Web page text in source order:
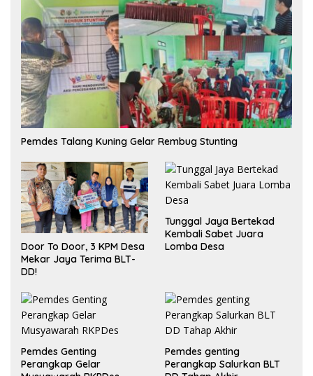
Pemdes Talang Kuning Gelar Rembug Stunting
Door To Door, 3 KPM Desa
Mekar Jaya Terima BLT-
DD!
Tunggal Jaya Bertekad
Kembali Sabet Juara
Lomba Desa
Pemdes Genting
Perangkap Gelar
Pemdes genting
Perangkap Salurkan BLT